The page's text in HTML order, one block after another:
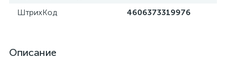
ШтрихКод
4606373319976
Описание